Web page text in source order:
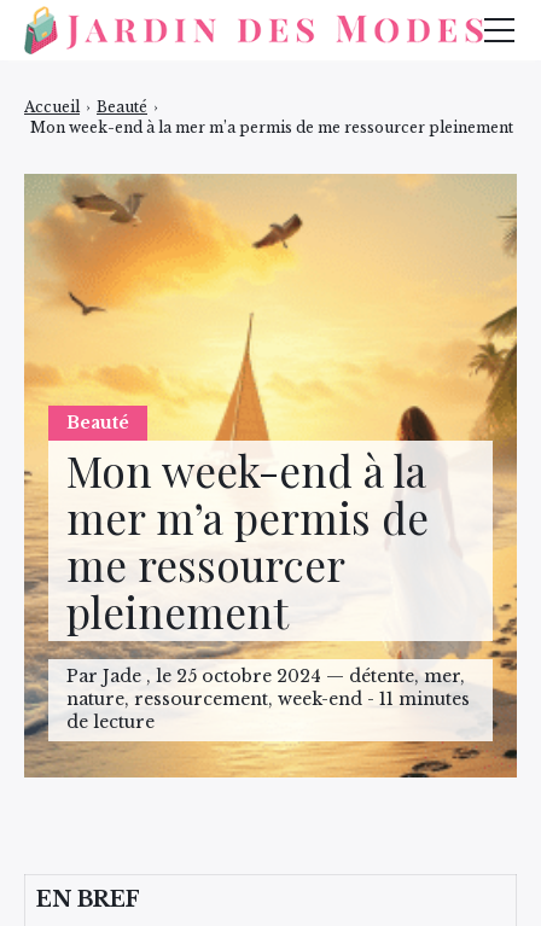
Beauté
Mon week-end à la
mer m’a permis de
me ressourcer
pleinement
Par Jade , le 25 octobre 2024 — détente, mer,
nature, ressourcement, week-end - 11 minutes
de lecture
Accueil › Beauté ›
Mon week-end à la mer m’a permis de me ressourcer pleinement
EN BREF
Beauté